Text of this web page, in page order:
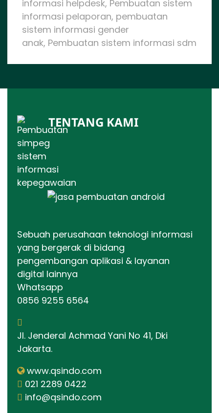
informasi helpdesk, Pembuatan sistem
informasi pelaporan, pembuatan
sistem informasi gender
anak, Pembuatan sistem informasi sdm
TENTANG KAMI
Sebuah perusahaan teknologi informasi
yang bergerak di bidang
pengembangan aplikasi & layanan
digital lainnya
Whatsapp
0856 9255 6564
Jl. Jenderal Achmad Yani No 41, Dki
Jakarta.
www.qsindo.com
021 2289 0422
info@qsindo.com